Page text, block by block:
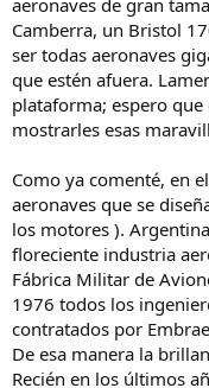
aeronaves de gran
Camberra, un Bristol
ser todas aeronaves
que estén afuera.
plataforma; espero
mostrarles esas
Como ya comenté, en
aeronaves que se
los motores ).
floreciente industria
Fábrica Militar de
1976 todos los
contratados por
De esa manera la
Recién en los últimos